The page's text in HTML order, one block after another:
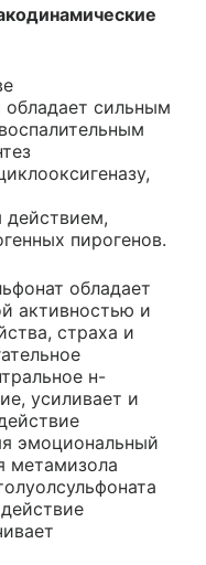
обладает сильным
пирогенов.
обладает
активностью и
страха и
н-
усиливает и
эмоциональный
метамизола